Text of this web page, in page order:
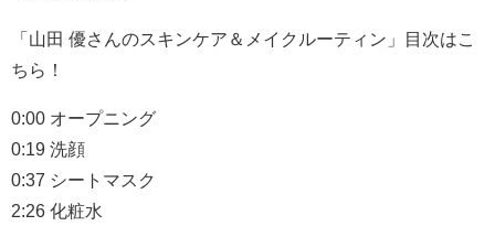
「山田 優さんのスキンケア＆メイクルーティン」目次はこ
ちら！
0:00 オープニング
0:19 洗顔
0:37 シートマスク
2:26 化粧水